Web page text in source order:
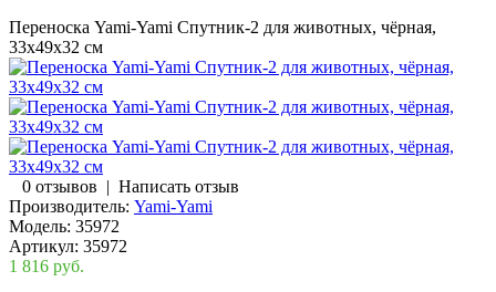
Переноска Yami-Yami Спутник-2 для животных, чёрная,
33х49х32 см
0 отзывов | Написать отзыв
Производитель: Yami-Yami
Модель: 35972
Артикул: 35972
1 816 руб.